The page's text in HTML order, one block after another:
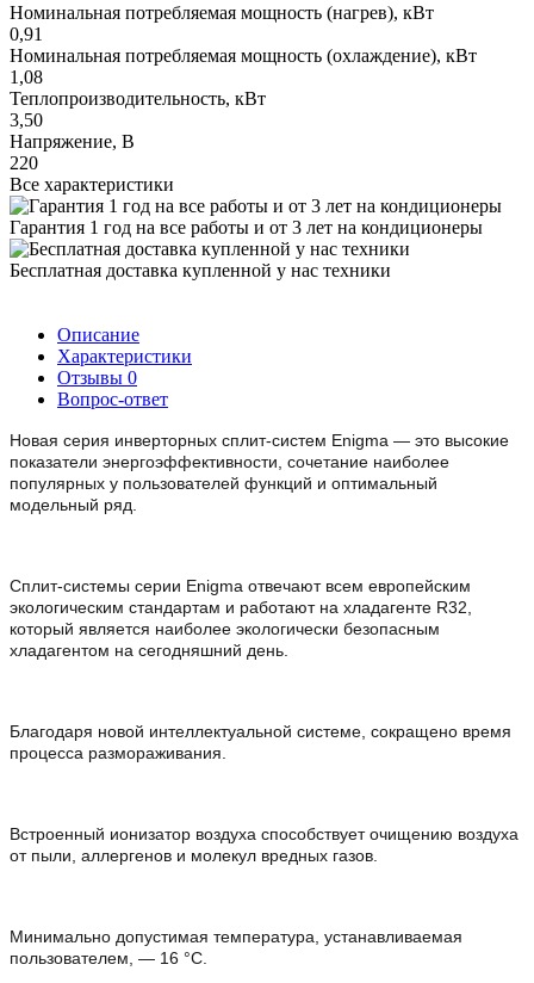
Номинальная потребляемая мощность (нагрев), кВт
0,91
Номинальная потребляемая мощность (охлаждение), кВт
1,08
Теплопроизводительность, кВт
3,50
Напряжение, В
220
Все характеристики
Гарантия 1 год на все работы и от 3 лет на кондиционеры
Бесплатная доставка купленной у нас техники
Описание
Характеристики
Отзывы 0
Вопрос-ответ
Новая серия инверторных сплит-систем Enigma — это высокие
показатели энергоэффективности, сочетание наиболее
популярных у пользователей функций и оптимальный
модельный ряд.
Сплит-системы серии Enigma отвечают всем европейским
экологическим стандартам и работают на хладагенте R32,
который является наиболее экологически безопасным
хладагентом на сегодняшний день.
Благодаря новой интеллектуальной системе, сокращено время
процесса размораживания.
Встроенный ионизатор воздуха способствует очищению воздуха
от пыли, аллергенов и молекул вредных газов.
Минимально допустимая температура, устанавливаемая
пользователем, — 16 °С.